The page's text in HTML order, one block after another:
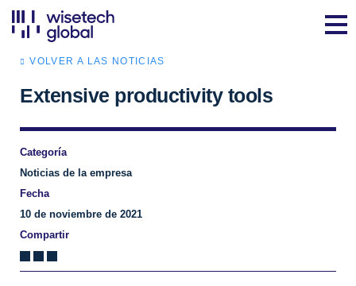
VOLVER A LAS NOTICIAS
Extensive productivity tools
Categoría
Noticias de la empresa
Fecha
10 de noviembre de 2021
Compartir